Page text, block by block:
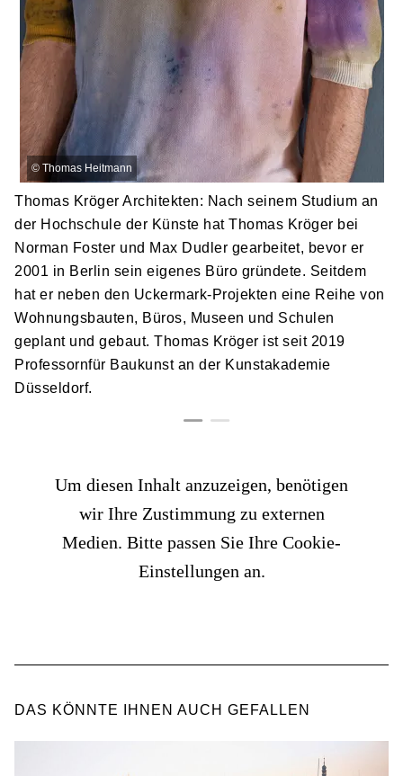
© Thomas Heitmann
Thomas Kröger Architekten: Nach seinem Studium an
der Hochschule der Künste hat Thomas Kröger bei
Norman Foster und Max Dudler gearbeitet, bevor er
2001 in Berlin sein eigenes Büro gründete. Seitdem
hat er neben den Uckermark-Projekten eine Reihe von
Wohnungsbauten, Büros, Museen und Schulen
geplant und gebaut. Thomas Kröger ist seit 2019
Professornfür Baukunst an der Kunstakademie
Düsseldorf.
Um diesen Inhalt anzuzeigen, benötigen
wir Ihre Zustimmung zu externen
Medien. Bitte passen Sie Ihre Cookie-
Einstellungen an.
DAS KÖNNTE IHNEN AUCH GEFALLEN